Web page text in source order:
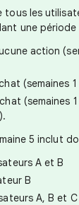
tous les
une période
action
(semaines 1
(semaines
5 inclut
A et B
B
A, B et C